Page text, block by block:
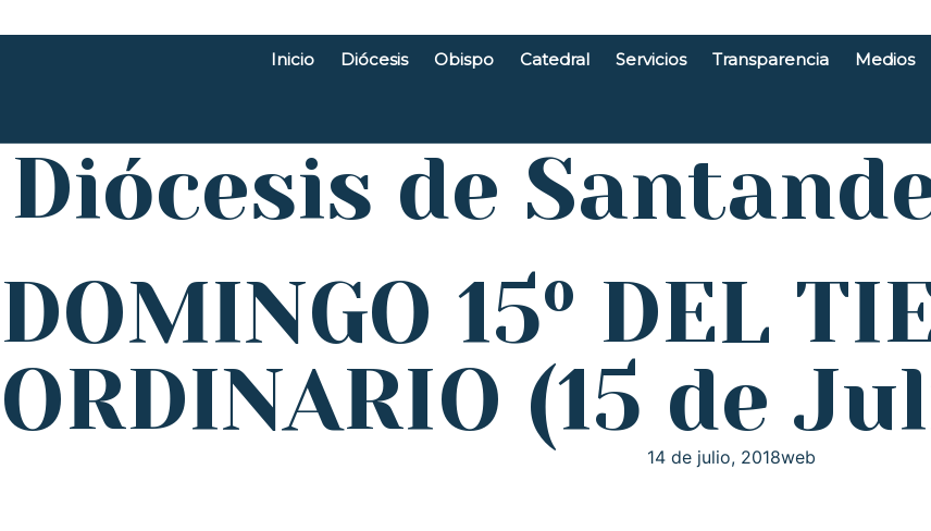
Inicio Diócesis Obispo Catedral Servicios Transparencia Medios
Diócesis de
DOMINGO 15º DEL
ORDINARIO (15 de
14 de julio, 2018web